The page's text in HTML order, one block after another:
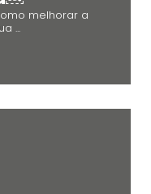
melhorar a
...